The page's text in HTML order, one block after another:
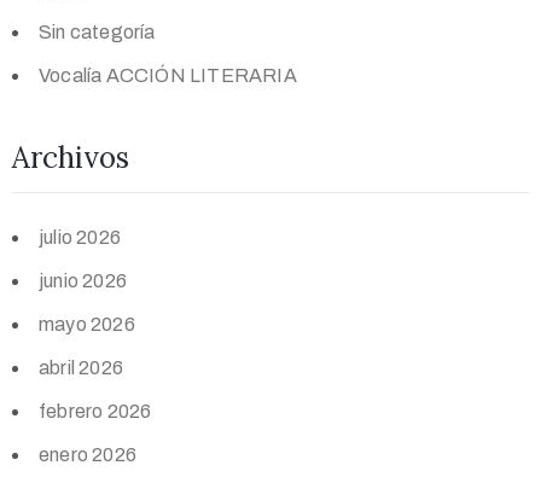
Sin categoría
Vocalía ACCIÓN LITERARIA
Archivos
julio 2026
junio 2026
mayo 2026
abril 2026
febrero 2026
enero 2026